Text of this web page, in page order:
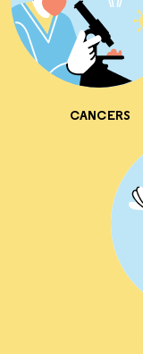
CANCERS